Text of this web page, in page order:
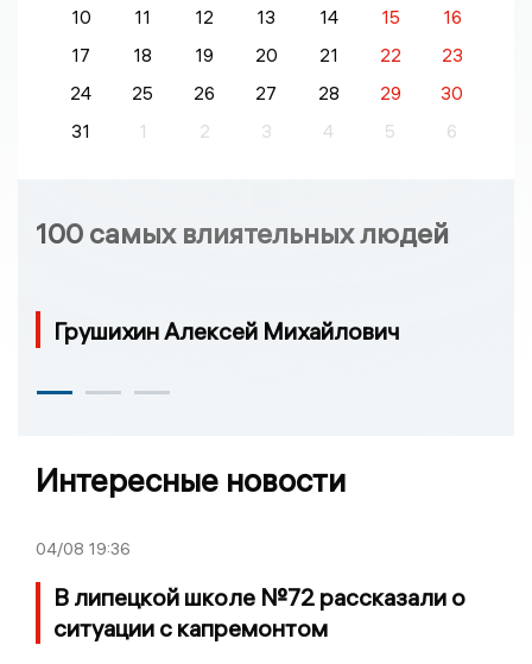
10
11 12 13 14 15
16
17
18 19 20 21 22
23
24
25 26 27 28 29
30
31
1 2 3 4 5 6
100 самых влиятельных людей
Грушихин Алексей Михайлович
Интересные новости
04/08 19:36
В липецкой школе №72 рассказали о
ситуации с капремонтом